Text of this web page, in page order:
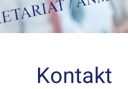
Kontakt